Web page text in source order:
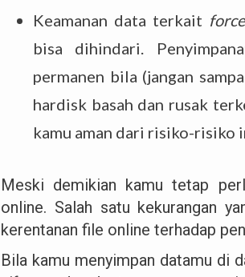
Keamanan data terkait
bisa dihindari.
permanen bila (jangan
hardisk basah dan rusak
kamu aman dari risiko-risiko
Meski demikian kamu tetap
online. Salah satu kekurangan
kerentanan file online terhadap
Bila kamu menyimpan datamu di